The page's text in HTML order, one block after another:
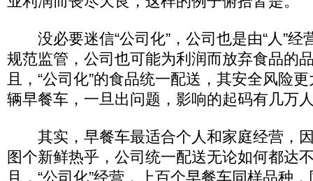
没必要迷信“公司化”，公司也是由“人”经
规范监管，公司也可能为利润而放弃食品的
且，“公司化”的食品统一配送，其安全风险
辆早餐车，一旦出问题，影响的起码有几万
其实，早餐车最适合个人和家庭经营，
图个新鲜热乎，公司统一配送无论如何都达
且，“公司化”经营，上百个早餐车同样品种